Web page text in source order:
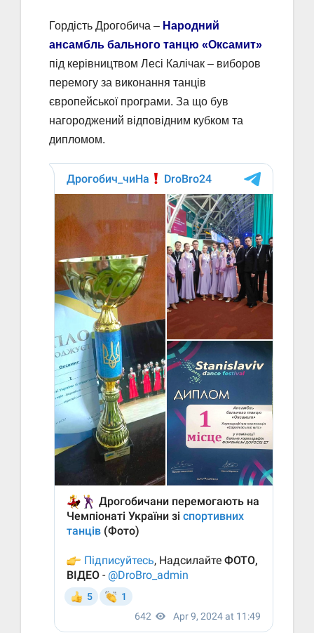
Гордість Дрогобича – Народний
ансамбль бального танцю «Оксамит»
під керівництвом Лесі Калічак – виборов
перемогу за виконання танців
європейської програми. За що був
нагороджений відповідним кубком та
дипломом.